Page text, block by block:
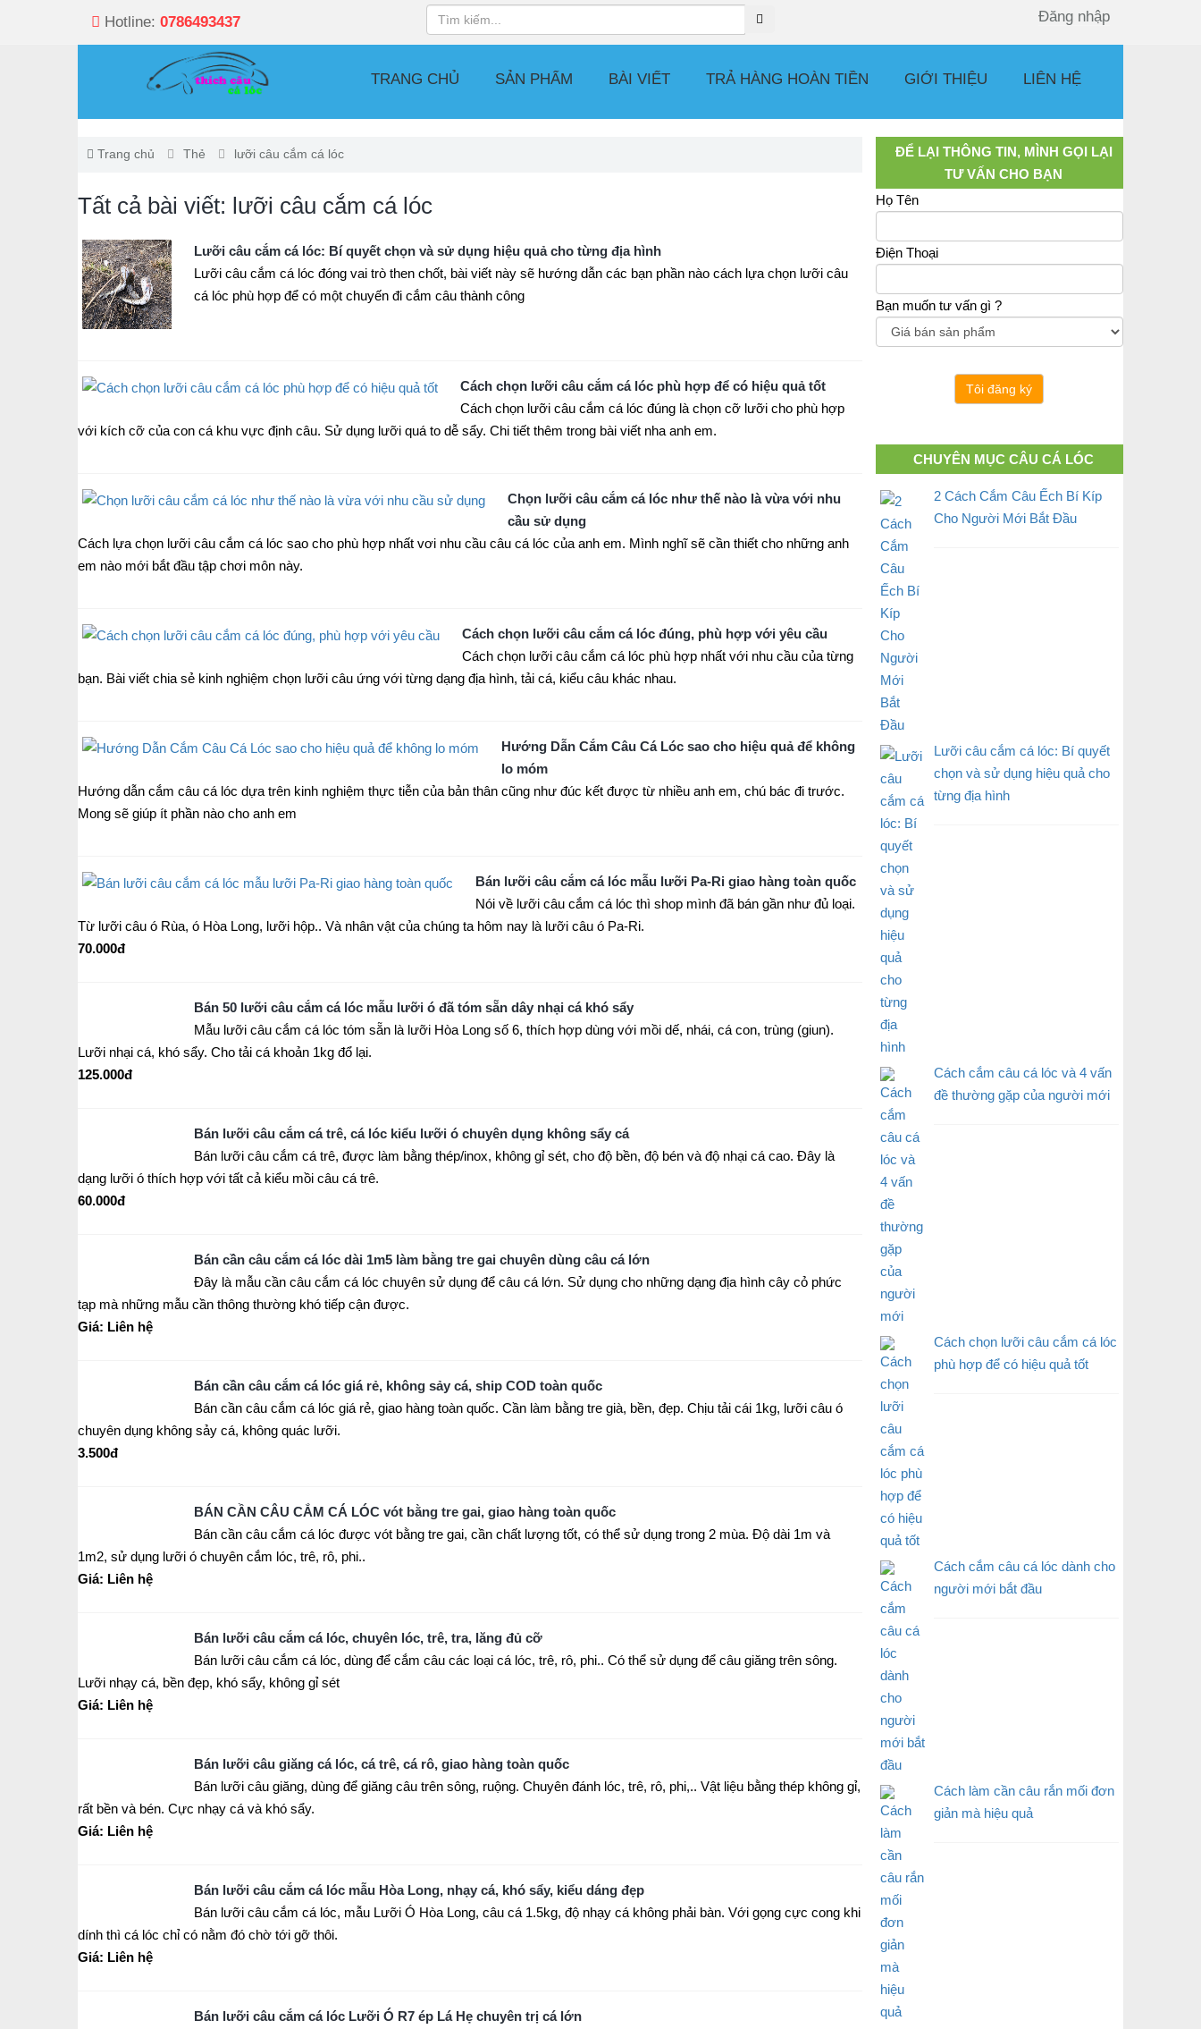
Hotline: 0786493437 Đăng nhập
TRANG CHỦ SẢN PHẨM BÀI VIẾT TRẢ HÀNG HOÀN TIỀN GIỚI THIỆU LIÊN HỆ
Trang chủ Thẻ lưỡi câu cắm cá lóc
Tất cả bài viết: lưỡi câu cắm cá lóc
Lưỡi câu cắm cá lóc: Bí quyết chọn và sử dụng hiệu quả cho từng địa hình
Lưỡi câu cắm cá lóc đóng vai trò then chốt, bài viết này sẽ hướng dẫn các bạn phần nào cách lựa chọn lưỡi câu
cá lóc phù hợp để có một chuyến đi cắm câu thành công
Cách chọn lưỡi câu cắm cá lóc phù hợp để có hiệu quả tốt
Cách chọn lưỡi câu cắm cá lóc đúng là chọn cỡ lưỡi cho phù hợp
với kích cỡ của con cá khu vực định câu. Sử dụng lưỡi quá to dễ sẩy. Chi tiết thêm trong bài viết nha anh em.
Chọn lưỡi câu cắm cá lóc như thế nào là vừa với nhu
cầu sử dụng
Cách lựa chọn lưỡi câu cắm cá lóc sao cho phù hợp nhất vơi nhu cầu câu cá lóc của anh em. Mình nghĩ sẽ cần thiết cho những anh
em nào mới bắt đầu tập chơi môn này.
Cách chọn lưỡi câu cắm cá lóc đúng, phù hợp với yêu cầu
Cách chọn lưỡi câu cắm cá lóc phù hợp nhất với nhu cầu của từng
bạn. Bài viết chia sẻ kinh nghiệm chọn lưỡi câu ứng với từng dạng địa hình, tải cá, kiểu câu khác nhau.
Hướng Dẫn Cắm Câu Cá Lóc sao cho hiệu quả để không
lo móm
Hướng dẫn cắm câu cá lóc dựa trên kinh nghiệm thực tiễn của bản thân cũng như đúc kết được từ nhiều anh em, chú bác đi trước.
Mong sẽ giúp ít phần nào cho anh em
Bán lưỡi câu cắm cá lóc mẫu lưỡi Pa-Ri giao hàng toàn quốc
Nói về lưỡi câu cắm cá lóc thì shop mình đã bán gần như đủ loại.
Từ lưỡi câu ó Rùa, ó Hòa Long, lưỡi hộp.. Và nhân vật của chúng ta hôm nay là lưỡi câu ó Pa-Ri.
70.000đ
Bán 50 lưỡi câu cắm cá lóc mẫu lưỡi ó đã tóm sẵn dây nhại cá khó sẩy
Mẫu lưỡi câu cắm cá lóc tóm sẵn là lưỡi Hòa Long số 6, thích hợp dùng với mồi dế, nhái, cá con, trùng (giun).
Lưỡi nhại cá, khó sẩy. Cho tải cá khoản 1kg đổ lại.
125.000đ
Bán lưỡi câu cắm cá trê, cá lóc kiểu lưỡi ó chuyên dụng không sẩy cá
Bán lưỡi câu cắm cá trê, được làm bằng thép/inox, không gỉ sét, cho độ bền, độ bén và độ nhại cá cao. Đây là
dạng lưỡi ó thích hợp với tất cả kiểu mồi câu cá trê.
60.000đ
Bán cần câu cắm cá lóc dài 1m5 làm bằng tre gai chuyên dùng câu cá lớn
Đây là mẫu cần câu cắm cá lóc chuyên sử dụng để câu cá lớn. Sử dụng cho những dạng địa hình cây cỏ phức
tạp mà những mẫu cần thông thường khó tiếp cận được.
Giá: Liên hệ
Bán cần câu cắm cá lóc giá rẻ, không sảy cá, ship COD toàn quốc
Bán cần câu cắm cá lóc giá rẻ, giao hàng toàn quốc. Cần làm bằng tre già, bền, đẹp. Chịu tải cái 1kg, lưỡi câu ó
chuyên dụng không sảy cá, không quác lưỡi.
3.500đ
BÁN CẦN CÂU CẮM CÁ LÓC vót bằng tre gai, giao hàng toàn quốc
Bán cần câu cắm cá lóc được vót bằng tre gai, cần chất lượng tốt, có thể sử dụng trong 2 mùa. Độ dài 1m và
1m2, sử dụng lưỡi ó chuyên cắm lóc, trê, rô, phi..
Giá: Liên hệ
Bán lưỡi câu cắm cá lóc, chuyên lóc, trê, tra, lăng đủ cỡ
Bán lưỡi câu cắm cá lóc, dùng để cắm câu các loại cá lóc, trê, rô, phi.. Có thể sử dụng để câu giăng trên sông.
Lưỡi nhạy cá, bền đẹp, khó sẩy, không gỉ sét
Giá: Liên hệ
Bán lưỡi câu giăng cá lóc, cá trê, cá rô, giao hàng toàn quốc
Bán lưỡi câu giăng, dùng để giăng câu trên sông, ruộng. Chuyên đánh lóc, trê, rô, phi,.. Vật liệu bằng thép không gỉ,
rất bền và bén. Cực nhạy cá và khó sẩy.
Giá: Liên hệ
Bán lưỡi câu cắm cá lóc mẫu Hòa Long, nhạy cá, khó sẩy, kiểu dáng đẹp
Bán lưỡi câu cắm cá lóc, mẫu Lưỡi Ó Hòa Long, câu cá 1.5kg, độ nhạy cá không phải bàn. Với gọng cực cong khi
dính thì cá lóc chỉ có nằm đó chờ tới gỡ thôi.
Giá: Liên hệ
Bán lưỡi câu cắm cá lóc Lưỡi Ó R7 ép Lá Hẹ chuyên trị cá lớn
ĐỂ LẠI THÔNG TIN, MÌNH GỌI LẠI
TƯ VẤN CHO BẠN
Họ Tên
Điện Thoại
Bạn muốn tư vấn gì ?
Tôi đăng ký
CHUYÊN MỤC CÂU CÁ LÓC
2 Cách Cắm Câu Ếch Bí Kíp
Cho Người Mới Bắt Đầu
Lưỡi câu cắm cá lóc: Bí quyết
chọn và sử dụng hiệu quả cho
từng địa hình
Cách cắm câu cá lóc và 4 vấn
đề thường gặp của người mới
Cách chọn lưỡi câu cắm cá lóc
phù hợp để có hiệu quả tốt
Cách cắm câu cá lóc dành cho
người mới bắt đầu
Cách làm cần câu rắn mối đơn
giản mà hiệu quả